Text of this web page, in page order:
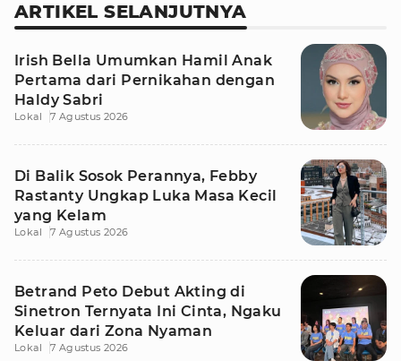
ARTIKEL SELANJUTNYA
Irish Bella Umumkan Hamil Anak
Pertama dari Pernikahan dengan
Haldy Sabri
Lokal 7 Agustus 2026
Di Balik Sosok Perannya, Febby
Rastanty Ungkap Luka Masa Kecil
yang Kelam
Lokal 7 Agustus 2026
Betrand Peto Debut Akting di
Sinetron Ternyata Ini Cinta, Ngaku
Keluar dari Zona Nyaman
Lokal 7 Agustus 2026